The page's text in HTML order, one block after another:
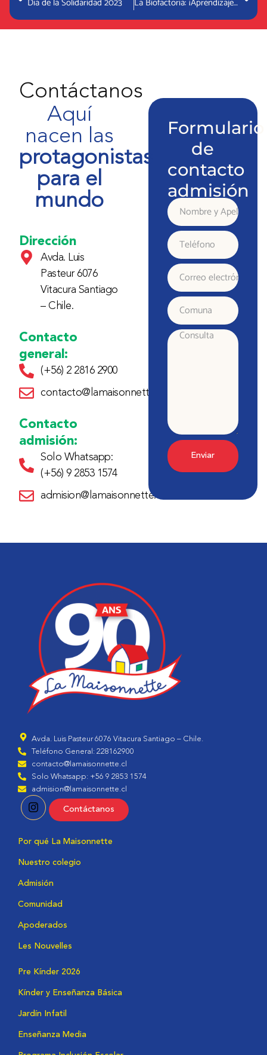
Contáctanos
Aquí
nacen las
protagonistas
para el
mundo
Dirección
Avda. Luis
Pasteur 6076
Vitacura Santiago
– Chile.
Contacto
general:
(+56) 2 2816 2900
contacto@lamaisonnette.cl
Contacto
admisión:
Solo Whatsapp:
(+56) 9 2853 1574
admision@lamaisonnette.cl
Formulario
de
contacto
admisión
Nombre
y
Apellido
Teléfono
Correo
electrónico
Comuna
Consulta
Enviar
Avda. Luis Pasteur 6076 Vitacura Santiago – Chile.
Teléfono General: 228162900
contacto@lamaisonnette.cl
Solo Whatsapp: +56 9 2853 1574
admision@lamaisonnette.cl
Contáctanos
Por qué La Maisonnette
Nuestro colegio
Admisión
Comunidad
Apoderados
Les Nouvelles
Pre Kínder 2026
Kínder y Enseñanza Básica
Jardín Infatil
Enseñanza Media